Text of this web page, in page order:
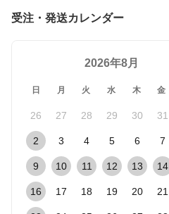
受注・発送カレンダー
2026年8月
日 月 火 水 木 金
26 27 28 29 30 31
2 3 4 5 6 7
9 10 11 12 13 14
16 17 18 19 20 21